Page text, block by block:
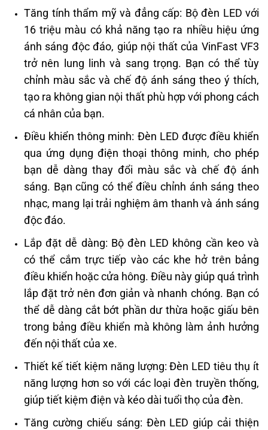
Tăng tính thẩm mỹ và đẳng cấp: Bộ đèn LED với
16 triệu màu có khả năng tạo ra nhiều hiệu ứng
ánh sáng độc đáo, giúp nội thất của VinFast VF3
trở nên lung linh và sang trọng. Bạn có thể tùy
chỉnh màu sắc và chế độ ánh sáng theo ý thích,
tạo ra không gian nội thất phù hợp với phong cách
cá nhân của bạn.
Điều khiển thông minh: Đèn LED được điều khiển
qua ứng dụng điện thoại thông minh, cho phép
bạn dễ dàng thay đổi màu sắc và chế độ ánh
sáng. Bạn cũng có thể điều chỉnh ánh sáng theo
nhạc, mang lại trải nghiệm âm thanh và ánh sáng
độc đáo.
Lắp đặt dễ dàng: Bộ đèn LED không cần keo và
có thể cắm trực tiếp vào các khe hở trên bảng
điều khiển hoặc cửa hông. Điều này giúp quá trình
lắp đặt trở nên đơn giản và nhanh chóng. Bạn có
thể dễ dàng cắt bớt phần dư thừa hoặc giấu bên
trong bảng điều khiển mà không làm ảnh hưởng
đến nội thất của xe.
Thiết kế tiết kiệm năng lượng: Đèn LED tiêu thụ ít
năng lượng hơn so với các loại đèn truyền thống,
giúp tiết kiệm điện và kéo dài tuổi thọ của đèn.
Tăng cường chiếu sáng: Đèn LED giúp cải thiện